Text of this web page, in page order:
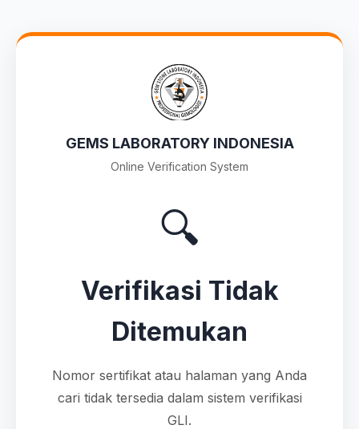
GEMS LABORATORY INDONESIA
Online Verification System
🔍
Verifikasi Tidak
Ditemukan
Nomor sertifikat atau halaman yang Anda
cari tidak tersedia dalam sistem verifikasi
GLI.